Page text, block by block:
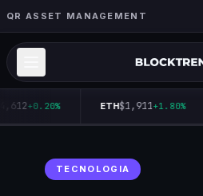
QR ASSET MANAGEMENT
+0.20% ETH$1,911+1.80%
TECNOLOGIA